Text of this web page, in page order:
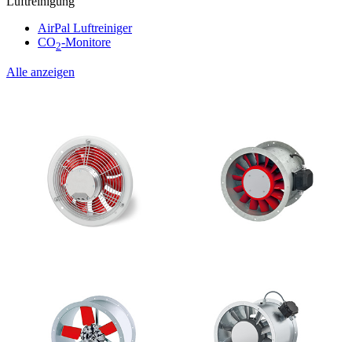
AirPal Luftreiniger
CO2-Monitore
Alle anzeigen